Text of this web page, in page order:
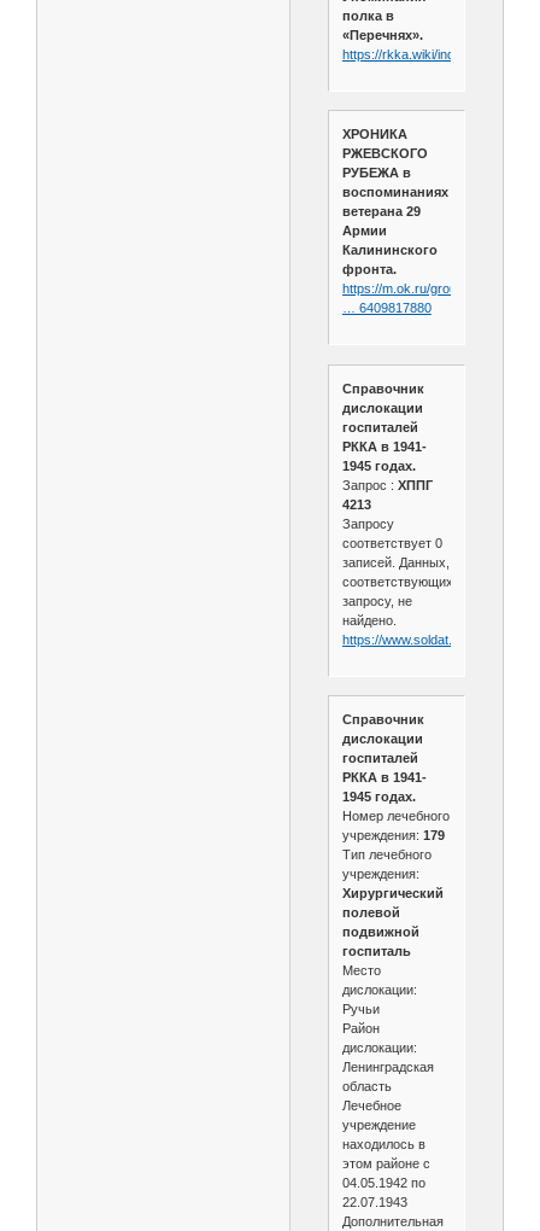
полка в
«Перечнях».
https://rkka.wiki/index.php/
ХРОНИКА
РЖЕВСКОГО
РУБЕЖА в
воспоминаниях
ветерана 29
Армии
Калининского
фронта.
https://m.ok.ru/group/
… 6409817880
Справочник
дислокации
госпиталей
РККА в 1941-
1945 годах.
Запрос : ХППГ
4213
Запросу
соответствует 0
записей. Данных,
соответствующих
запросу, не
найдено.
https://www.soldat.ru/hospital.html
Справочник
дислокации
госпиталей
РККА в 1941-
1945 годах.
Номер лечебного
учреждения: 179
Тип лечебного
учреждения:
Хирургический
полевой
подвижной
госпиталь
Место
дислокации:
Ручьи
Район
дислокации:
Ленинградская
область
Лечебное
учреждение
находилось в
этом районе с
04.05.1942 по
22.07.1943
Дополнительная